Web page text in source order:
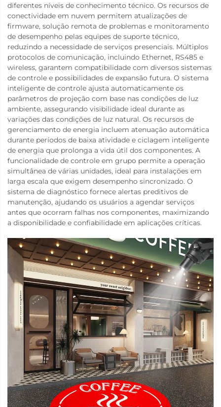
diferentes níveis de conhecimento técnico. Os recursos de
conectividade em nuvem permitem atualizações de
firmware, solução remota de problemas e monitoramento
de desempenho pelas equipes de suporte técnico,
reduzindo a necessidade de serviços presenciais. Múltiplos
protocolos de comunicação, incluindo Ethernet, RS485 e
wireless, garantem compatibilidade com diversos sistemas
de controle e possibilidades de expansão futura. O sistema
inteligente de controle ajusta automaticamente os
parâmetros de projeção com base nas condições de luz
ambiente, assegurando visibilidade ideal durante as
variações das condições de luz natural. Os recursos de
gerenciamento de energia incluem atenuação automática
durante períodos de baixa atividade e ciclagem inteligente
de energia que prolonga a vida útil dos componentes. A
funcionalidade de controle em grupo permite a operação
simultânea de várias unidades, ideal para instalações em
larga escala que exigem desempenho sincronizado. O
sistema de diagnóstico fornece alertas preditivos de
manutenção, ajudando os usuários a agendar serviços
antes que ocorram falhas nos componentes, maximizando
a disponibilidade e confiabilidade em aplicações críticas.